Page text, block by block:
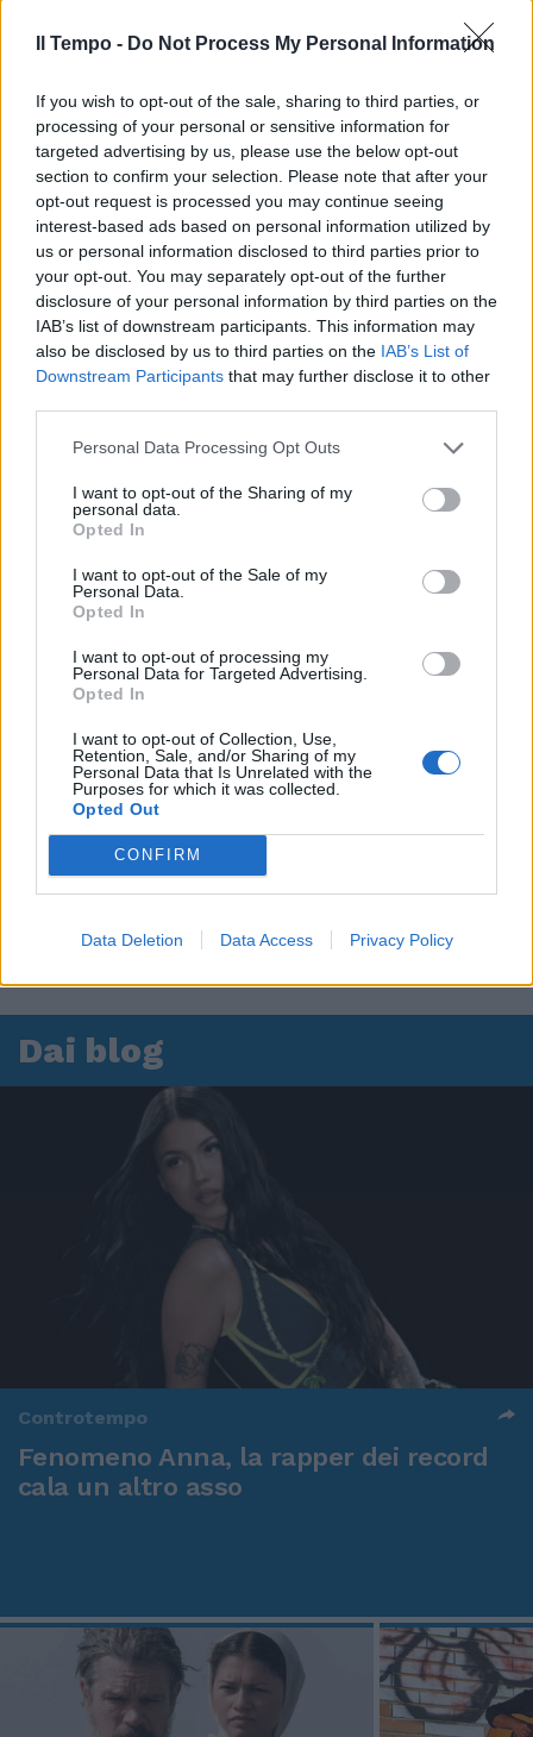
Il Tempo - Do Not Process My Personal Information
If you wish to opt-out of the sale, sharing to third parties, or
processing of your personal or sensitive information for
targeted advertising by us, please use the below opt-out
section to confirm your selection. Please note that after your
opt-out request is processed you may continue seeing
interest-based ads based on personal information utilized by
us or personal information disclosed to third parties prior to
your opt-out. You may separately opt-out of the further
disclosure of your personal information by third parties on the
IAB’s list of downstream participants. This information may
also be disclosed by us to third parties on the IAB’s List of
Downstream Participants that may further disclose it to other
Personal Data Processing Opt Outs
I want to opt-out of the Sharing of my
personal data.
Opted In
I want to opt-out of the Sale of my
Personal Data.
Opted In
I want to opt-out of processing my
Personal Data for Targeted Advertising.
Opted In
I want to opt-out of Collection, Use,
Retention, Sale, and/or Sharing of my
Personal Data that Is Unrelated with the
Purposes for which it was collected.
Opted Out
CONFIRM
Data Deletion Data Access Privacy Policy
Dai blog
Controtempo
Fenomeno Anna, la rapper dei record
cala un altro asso